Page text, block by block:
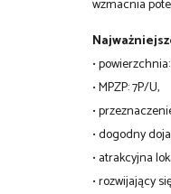
wzmacnia
•
• MPZP: 7P/U,
•
• dogodny
• atrakcyjna
• rozwijający